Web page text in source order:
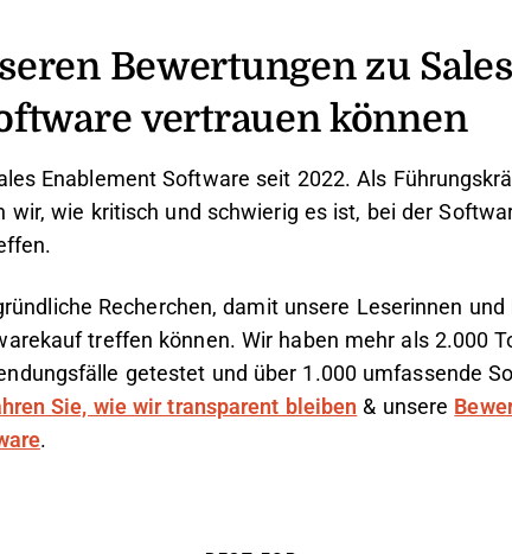
Bewertungen zu Sales
vertrauen können
Enablement Software seit 2022. Als
wir, wie kritisch und schwierig es ist, bei der
Recherchen, damit unsere Leserinnen und
treffen können. Wir haben mehr als 2.000
getestet und über 1.000 umfassende
Sie, wie wir transparent bleiben & unsere
.